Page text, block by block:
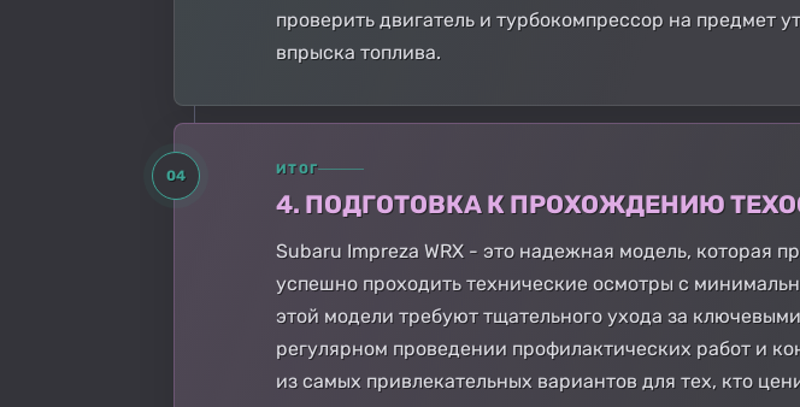
проверить двигатель и турбокомпрессор на предмет
впрыска топлива.
04 ИТОГ
4. ПОДГОТОВКА К ПРОХОЖДЕНИЮ
Subaru Impreza WRX - это надежная модель, которая
успешно проходить технические осмотры с
этой модели требуют тщательного ухода за
регулярном проведении профилактических работ и
из самых привлекательных вариантов для тех, кто